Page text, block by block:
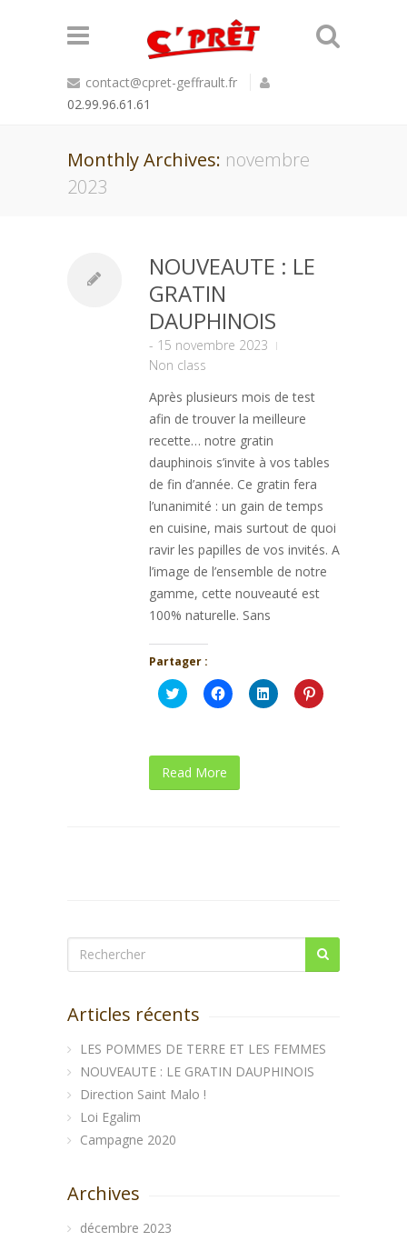
contact@cpret-geffrault.fr
02.99.96.61.61
Monthly Archives: novembre
2023
NOUVEAUTE : LE
GRATIN
DAUPHINOIS
- 15 novembre 2023
Non class
Après plusieurs mois de test
afin de trouver la meilleure
recette… notre gratin
dauphinois s’invite à vos tables
de fin d’année. Ce gratin fera
l’unanimité : un gain de temps
en cuisine, mais surtout de quoi
ravir les papilles de vos invités. A
l’image de l’ensemble de notre
gamme, cette nouveauté est
100% naturelle. Sans
Partager :
Cliquez
pour
nouvelle
Cliquez
pour
une
fenêtre)
Cliquez
pour
Cliquez
pour
Read More
Articles récents
LES POMMES DE TERRE ET LES FEMMES
NOUVEAUTE : LE GRATIN DAUPHINOIS
Direction Saint Malo !
Loi Egalim
Campagne 2020
Archives
décembre 2023